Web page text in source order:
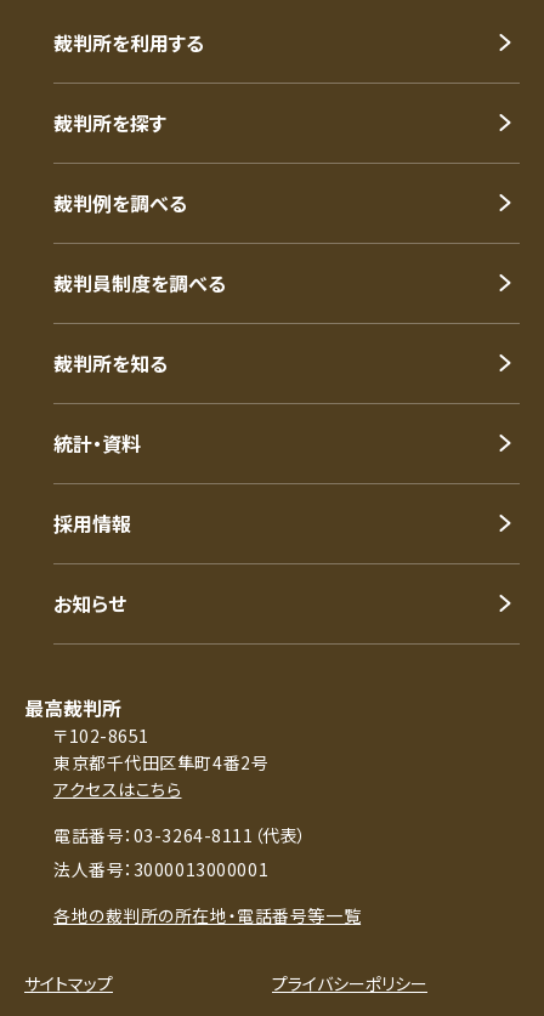
裁判所を利用する
裁判所を探す
裁判例を調べる
裁判員制度を調べる
裁判所を知る
統計・資料
採用情報
お知らせ
最高裁判所
〒102-8651
東京都千代田区隼町4番2号
アクセスはこちら
電話番号：03-3264-8111（代表）
法人番号：3000013000001
各地の裁判所の所在地・電話番号等一覧
サイトマップ プライバシーポリシー